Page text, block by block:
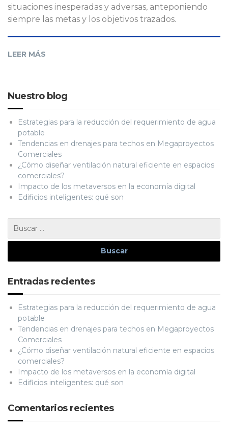
situaciones inesperadas y adversas, anteponiendo
siempre las metas y los objetivos trazados.
LEER MÁS
Nuestro blog
Estrategias para la reducción del requerimiento de agua
potable
Tendencias en drenajes para techos en Megaproyectos
Comerciales
¿Cómo diseñar ventilación natural eficiente en espacios
comerciales?
Impacto de los metaversos en la economía digital
Edificios inteligentes: qué son
Entradas recientes
Estrategias para la reducción del requerimiento de agua
potable
Tendencias en drenajes para techos en Megaproyectos
Comerciales
¿Cómo diseñar ventilación natural eficiente en espacios
comerciales?
Impacto de los metaversos en la economía digital
Edificios inteligentes: qué son
Comentarios recientes